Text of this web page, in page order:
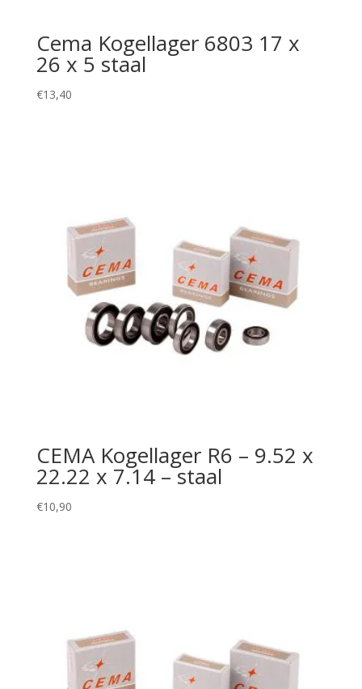
Cema Kogellager 6803 17 x
26 x 5 staal
€13,40
CEMA Kogellager R6 – 9.52 x
22.22 x 7.14 – staal
€10,90